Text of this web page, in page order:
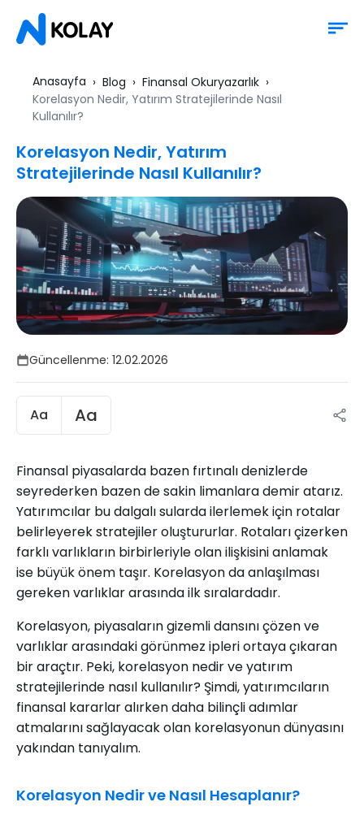
Anasayfa Blog
Finansal Okuryazarlık
Korelasyon Nedir, Yatırım Stratejilerinde Nasıl
Kullanılır?
Korelasyon Nedir, Yatırım
Stratejilerinde Nasıl Kullanılır?
Güncellenme: 12.02.2026
Aa Aa
Finansal piyasalarda bazen fırtınalı denizlerde
seyrederken bazen de sakin limanlara demir atarız.
Yatırımcılar bu dalgalı sularda ilerlemek için rotalar
belirleyerek stratejiler oluştururlar. Rotaları çizerken
farklı varlıkların birbirleriyle olan ilişkisini anlamak
ise büyük önem taşır. Korelasyon da anlaşılması
gereken varlıklar arasında ilk sıralardadır.
Korelasyon, piyasaların gizemli dansını çözen ve
varlıklar arasındaki görünmez ipleri ortaya çıkaran
bir araçtır. Peki, korelasyon nedir ve yatırım
stratejilerinde nasıl kullanılır? Şimdi, yatırımcıların
finansal kararlar alırken daha bilinçli adımlar
atmalarını sağlayacak olan korelasyonun dünyasını
yakından tanıyalım.
Korelasyon Nedir ve Nasıl Hesaplanır?